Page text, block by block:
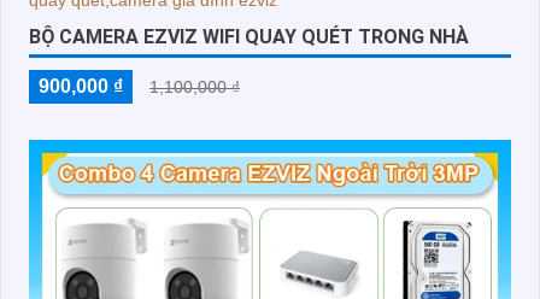
BỘ CAMERA EZVIZ WIFI QUAY QUÉT TRONG NHÀ
900,000 ₫ 1,100,000 ₫